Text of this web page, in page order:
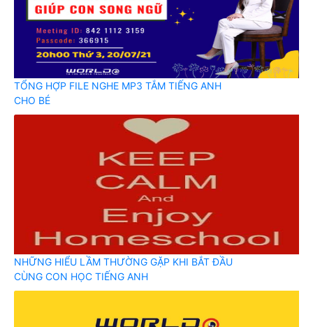
TỔNG HỢP FILE NGHE MP3 TẮM TIẾNG ANH
CHO BÉ
NHỮNG HIỂU LẦM THƯỜNG GẶP KHI BẮT ĐẦU
CÙNG CON HỌC TIẾNG ANH